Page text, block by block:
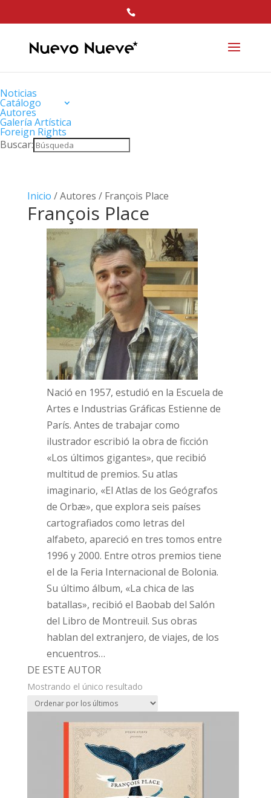
Noticias
Catálogo
Autores
Galería Artística
Foreign Rights
Buscar:
Inicio / Autores / François Place
François Place
Nació en 1957, estudió en la Escuela de
Artes e Industrias Gráficas Estienne de
París. Antes de trabajar como
ilustrador escribió la obra de ficción
«Los últimos gigantes», que recibió
multitud de premios. Su atlas
imaginario, «El Atlas de los Geógrafos
de Orbæ», que explora seis países
cartografiados como letras del
alfabeto, apareció en tres tomos entre
1996 y 2000. Entre otros premios tiene
el de la Feria Internacional de Bolonia.
Su último álbum, «La chica de las
batallas», recibió el Baobab del Salón
del Libro de Montreuil. Sus obras
hablan del extranjero, de viajes, de los
encuentros…
DE ESTE AUTOR
Mostrando el único resultado